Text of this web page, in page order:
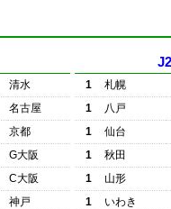
清水
名古屋
京都
G大阪
C大阪
神戸
1
札幌
1
八戸
1
仙台
1
秋田
1
山形
1
いわき